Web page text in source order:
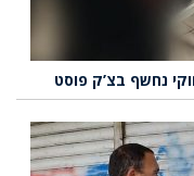
נחשף בצ’ק פוסט